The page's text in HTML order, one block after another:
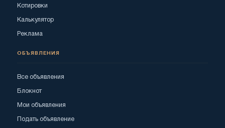
Котировки
Калькулятор
Реклама
ОБЪЯВЛЕНИЯ
Все объявления
Блокнот
Мои объявления
Подать объявление